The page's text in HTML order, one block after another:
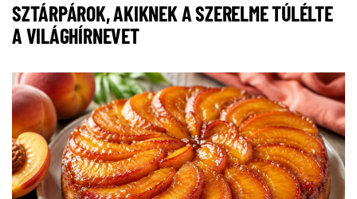
SZTÁRPÁROK, AKIKNEK A SZERELME TÚLÉLTE
A VILÁGHÍRNEVET